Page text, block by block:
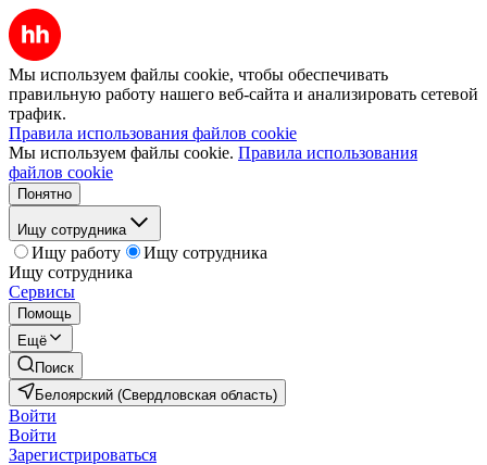
Мы используем файлы cookie, чтобы обеспечивать
правильную работу нашего веб-сайта и анализировать сетевой
трафик.
Правила использования файлов cookie
Мы используем файлы cookie. Правила использования
файлов cookie
Понятно
Ищу сотрудника
Ищу работу
Ищу сотрудника
Ищу сотрудника
Сервисы
Помощь
Ещё
Поиск
Белоярский (Свердловская область)
Войти
Войти
Зарегистрироваться